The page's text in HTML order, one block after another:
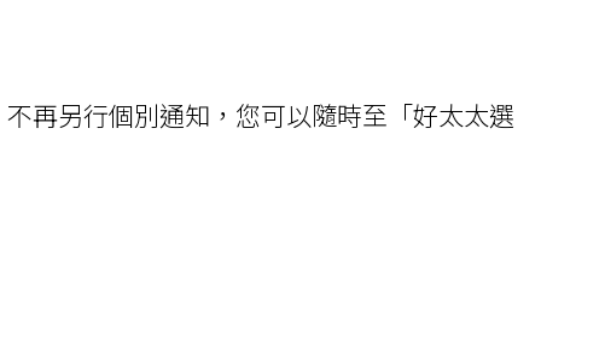
再另行個別通知，您可以隨時至「好太太選